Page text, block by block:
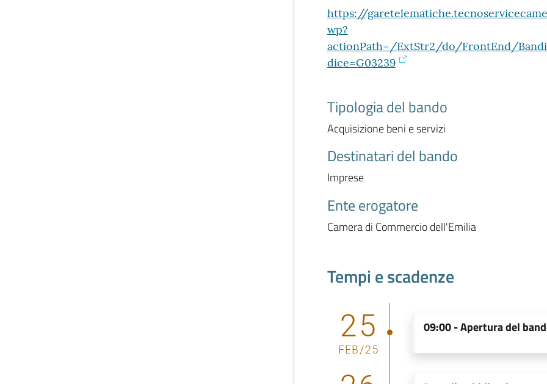
https://
wp?
actionPath=/ExtStr2/do/FrontEnd/
dice=G03239
Tipologia del bando
Acquisizione beni e servizi
Destinatari del bando
Imprese
Ente erogatore
Camera di Commercio dell'Emilia
Tempi e scadenze
25
FEB/25
09:00-Apertura del